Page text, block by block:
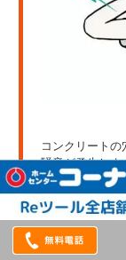
コンクリート
騒音が発生しま
そのため、な
着して作業する
近隣とのトラ